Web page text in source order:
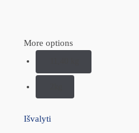
More options
Išvalyti